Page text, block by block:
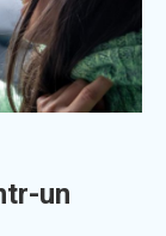
un